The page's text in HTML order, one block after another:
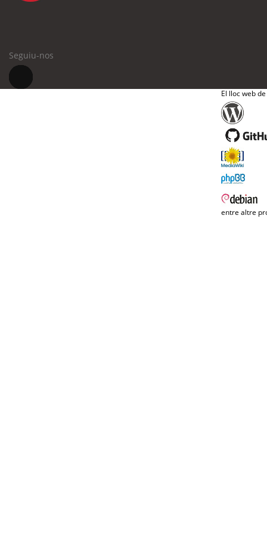
Seguiu-nos
El lloc web
entre altre